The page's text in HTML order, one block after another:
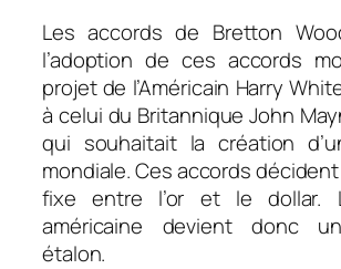
Les accords de Bretton
l’adoption de ces accords
projet de l’Américain Harry
à celui du Britannique John
qui souhaitait la création
mondiale. Ces accords
fixe entre l’or et le dollar.
américaine devient donc
étalon.